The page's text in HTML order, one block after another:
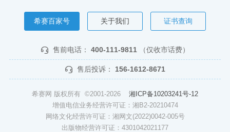
希赛百家号 关于我们 证书查询
售前电话： 400-111-9811 （仅收市话费）
售后投诉： 156-1612-8671
希赛网 版权所有 ©2001-2026 湘ICP备10203241号-12
增值电信业务经营许可证：湘B2-20210474
网络文化经营许可证：湘网文(2022)0042-005号
出版物经营许可证：4301042021177